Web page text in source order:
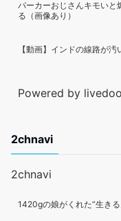
パーカーおじさんキモい
る（画像あり）
【動画】インドの線路が
Powered by
2chnavi
2chnavi
1420gの娘がくれた“生きる